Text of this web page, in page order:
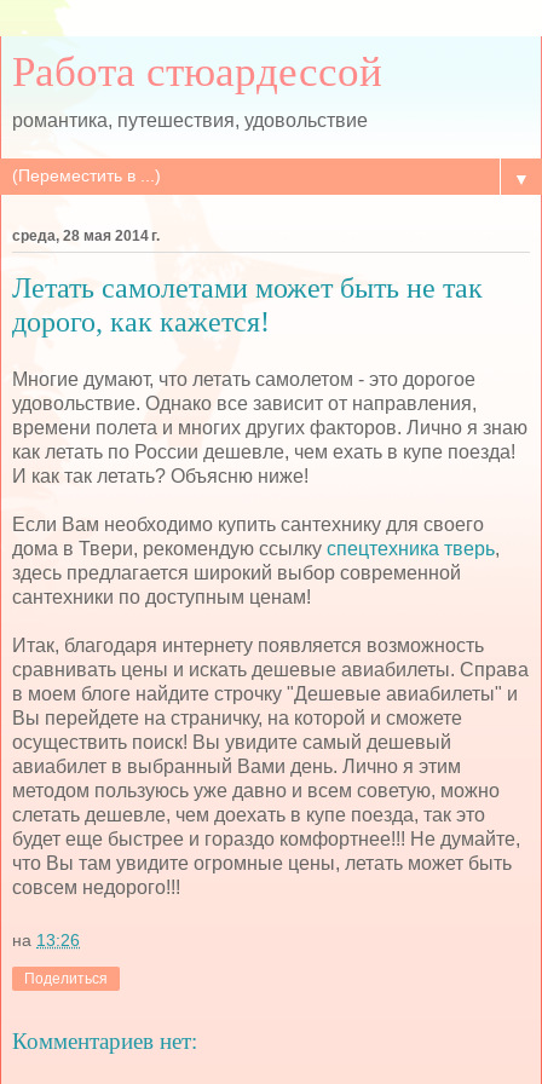
Работа стюардессой
романтика, путешествия, удовольствие
▼
среда, 28 мая 2014 г.
Летать самолетами может быть не так
дорого, как кажется!
Многие думают, что летать самолетом - это дорогое
удовольствие. Однако все зависит от направления,
времени полета и многих других факторов. Лично я знаю
как летать по России дешевле, чем ехать в купе поезда!
И как так летать? Объясню ниже!
Если Вам необходимо купить сантехнику для своего
дома в Твери, рекомендую ссылку спецтехника тверь,
здесь предлагается широкий выбор современной
сантехники по доступным ценам!
Итак, благодаря интернету появляется возможность
сравнивать цены и искать дешевые авиабилеты. Справа
в моем блоге найдите строчку "Дешевые авиабилеты" и
Вы перейдете на страничку, на которой и сможете
осуществить поиск! Вы увидите самый дешевый
авиабилет в выбранный Вами день. Лично я этим
методом пользуюсь уже давно и всем советую, можно
слетать дешевле, чем доехать в купе поезда, так это
будет еще быстрее и гораздо комфортнее!!! Не думайте,
что Вы там увидите огромные цены, летать может быть
совсем недорого!!!
на 13:26
Поделиться
Комментариев нет: